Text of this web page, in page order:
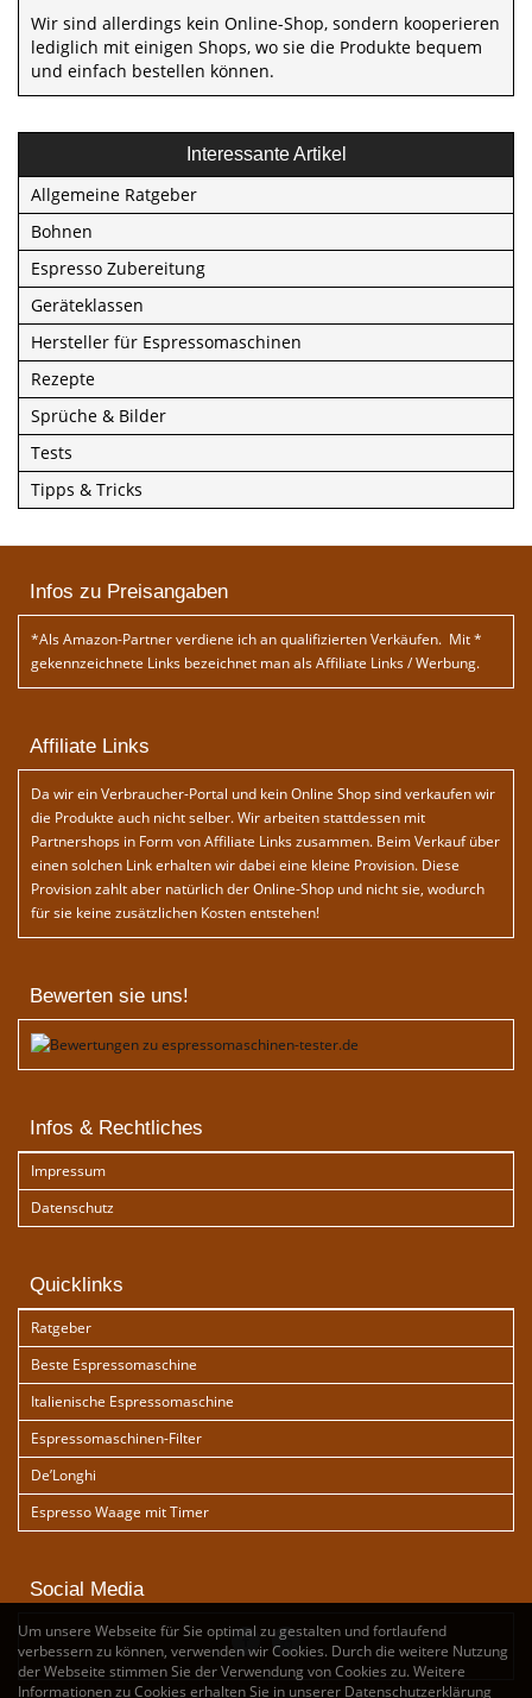
Wir sind allerdings kein Online-Shop, sondern kooperieren
lediglich mit einigen Shops, wo sie die Produkte bequem
und einfach bestellen können.
Interessante Artikel
Allgemeine Ratgeber
Bohnen
Espresso Zubereitung
Geräteklassen
Hersteller für Espressomaschinen
Rezepte
Sprüche & Bilder
Tests
Tipps & Tricks
Infos zu Preisangaben
*Als Amazon-Partner verdiene ich an qualifizierten Verkäufen. Mit *
gekennzeichnete Links bezeichnet man als Affiliate Links / Werbung.
Affiliate Links
Da wir ein Verbraucher-Portal und kein Online Shop sind verkaufen wir
die Produkte auch nicht selber. Wir arbeiten stattdessen mit
Partnershops in Form von Affiliate Links zusammen. Beim Verkauf über
einen solchen Link erhalten wir dabei eine kleine Provision. Diese
Provision zahlt aber natürlich der Online-Shop und nicht sie, wodurch
für sie keine zusätzlichen Kosten entstehen!
Bewerten sie uns!
Infos & Rechtliches
Impressum
Datenschutz
Quicklinks
Ratgeber
Beste Espressomaschine
Italienische Espressomaschine
Espressomaschinen-Filter
De’Longhi
Espresso Waage mit Timer
Social Media
Um unsere Webseite für Sie optimal zu gestalten und fortlaufend
verbessern zu können, verwenden wir Cookies. Durch die weitere Nutzung
der Webseite stimmen Sie der Verwendung von Cookies zu. Weitere
Informationen zu Cookies erhalten Sie in unserer Datenschutzerklärung